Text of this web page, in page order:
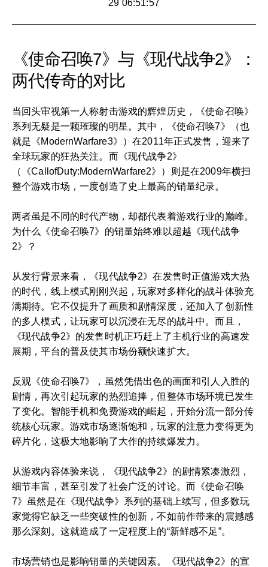
29 06:51:57
《使命召唤7》与《现代战争2》：
两代传奇的对比
当回头审视第一人称射击游戏的辉煌历史，《使命召唤》
系列无疑是一颗璀璨的明星。其中，《使命召唤7》（也
就是《ModernWarfare3》）在2011年正式发售，迎来了
全球玩家的狂热关注。而《现代战争2》
（《CallofDuty:ModernWarfare2》）则是在2009年横扫
整个游戏市场，一度创造了史上最高的销量纪录。
两者虽是不同的时代产物，却都代表着游戏行业的巅峰。
为什么《使命召唤7》的销量始终难以超越《现代战争
2》？
从发行背景来看，《现代战争2》在发售时正值游戏大热
的时代，线上模式刚刚兴起，玩家对多样化的战斗体验充
满期待。它不仅提升了画质和剧情深度，还加入了创新性
的多人模式，让玩家可以沉浸在无尽的战斗中。而且，
《现代战争2》的发售时机正巧赶上了主机行业的高速发
展期，平台的普及使其市场份额快速扩大。
反观《使命召唤7》，虽然凭借出色的画面和引人入胜的
剧情，再次引起玩家的热烈追捧，但整体市场环境已发生
了变化。智能手机和免费游戏的崛起，开始分流一部分传
统核心玩家。游戏市场逐渐饱和，玩家的注意力变得更为
碎片化，这极大地影响了大作的持续爆发力。
从游戏内容体验来说，《现代战争2》的剧情紧凑激烈，
细节丰富，甚至引发了社会广泛的讨论。而《使命召唤
7》虽然是在《现代战争》系列的基础上续写，但多数玩
家觉得它缺乏一些突破性的创新，不如前作带来的震撼感
那么深刻。这就造成了一定程度上的“新鲜感不足”。
市场营销也是影响销量的关键因素。《现代战争2》的宣